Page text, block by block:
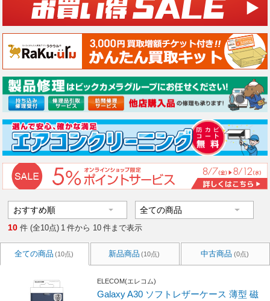
10 件 (全10点) 1 件から 10 件まで表示
全ての商品 (10点) 新品商品 (10点) 中古商品 (0点)
ELECOM(エレコム)
Galaxy A30 ソフトレザーケース 薄型 磁